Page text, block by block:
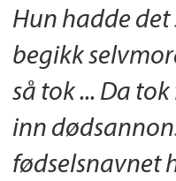
Hun hadde
begikk
så tok ... Da
inn
fødselsnavnet